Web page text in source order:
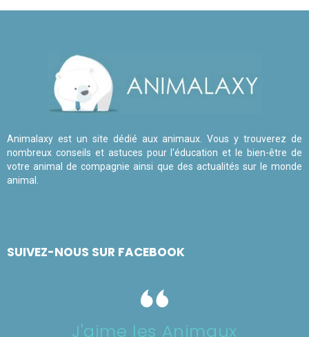
Animalaxy est un site dédié aux animaux. Vous y trouverez de
nombreux conseils et astuces pour l'éducation et le bien-être de
votre animal de compagnie ainsi que des actualités sur le monde
animal.
SUIVEZ-NOUS SUR FACEBOOK
J'aime les Animaux